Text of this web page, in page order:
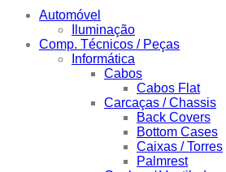
Automóvel
Iluminação
Comp. Técnicos / Peças
Informática
Cabos
Cabos Flat
Carcaças / Chassis
Back Covers
Bottom Cases
Caixas / Torres
Palmrest